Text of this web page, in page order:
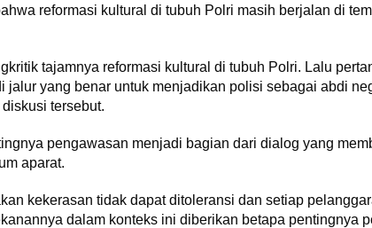
reformasi kultural di tubuh Polri masih berjalan di
tajamnya reformasi kultural di tubuh Polri. Lalu
jalur yang benar untuk menjadikan polisi sebagai abdi
tersebut.
pengawasan menjadi bagian dari dialog yang
aparat.
kekerasan tidak dapat ditoleransi dan setiap
dalam konteks ini diberikan betapa pentingnya